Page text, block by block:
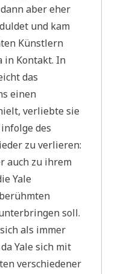
aber eher
und kam
Künstlern
in Kontakt. In
das
einen
verliebte sie
des
zu verlieren:
auch zu ihrem
Yale
soll.
als immer
Yale sich mit
verschiedener